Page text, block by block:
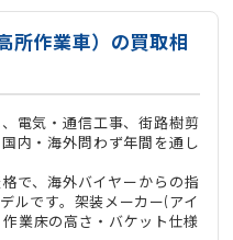
所作業車）の買取相
電気・通信工事、街路樹剪
内・海外問わず年間を通し
で、海外バイヤーからの指
ルです。架装メーカー(アイ
業床の高さ・バケット仕様